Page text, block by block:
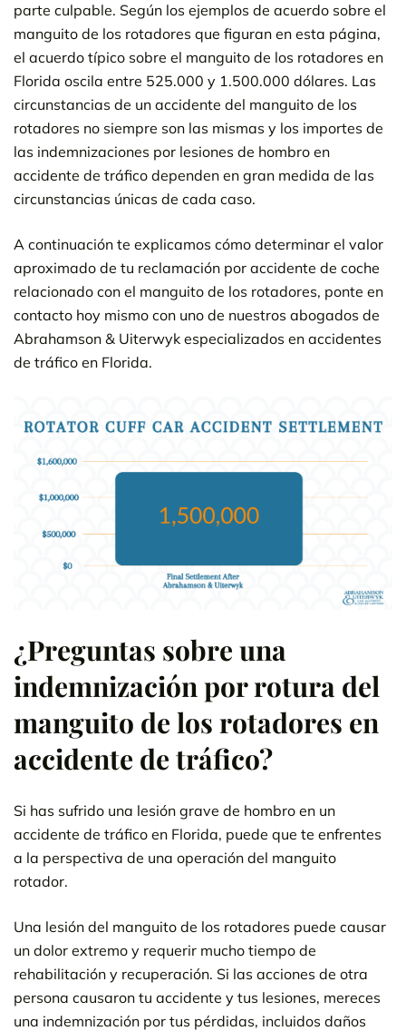
parte culpable. Según los ejemplos de acuerdo sobre el
manguito de los rotadores que figuran en esta página,
el acuerdo típico sobre el manguito de los rotadores en
Florida oscila entre 525.000 y 1.500.000 dólares. Las
circunstancias de un accidente del manguito de los
rotadores no siempre son las mismas y los importes de
las indemnizaciones por lesiones de hombro en
accidente de tráfico dependen en gran medida de las
circunstancias únicas de cada caso.
A continuación te explicamos cómo determinar el valor
aproximado de tu reclamación por accidente de coche
relacionado con el manguito de los rotadores, ponte en
contacto hoy mismo con uno de nuestros abogados de
Abrahamson & Uiterwyk especializados en accidentes
de tráfico en Florida.
¿Preguntas sobre una
indemnización por rotura del
manguito de los rotadores en
accidente de tráfico?
Si has sufrido una lesión grave de hombro en un
accidente de tráfico en Florida, puede que te enfrentes
a la perspectiva de una operación del manguito
rotador.
Una lesión del manguito de los rotadores puede causar
un dolor extremo y requerir mucho tiempo de
rehabilitación y recuperación. Si las acciones de otra
persona causaron tu accidente y tus lesiones, mereces
una indemnización por tus pérdidas, incluidos daños